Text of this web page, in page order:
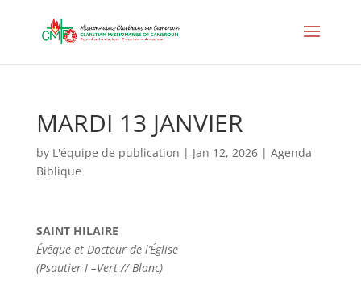
MARDI 13 JANVIER
by L'équipe de publication | Jan 12, 2026| Agenda
Biblique
SAINT HILAIRE
Évêque et Docteur de l’Église
(Psautier I –Vert // Blanc)